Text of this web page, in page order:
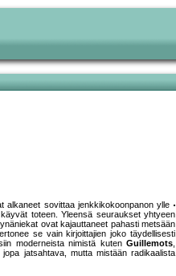
alkaneet sovittaa jenkkikokoonpanon ylle
toteen. Yleensä seuraukset yhtyeen
ovat kajauttaneet pahasti metsään
se vain kirjoittajien joko täydellisesti
moderneista nimistä kuten Guillemots,
jatsahtava, mutta mistään radikaalista